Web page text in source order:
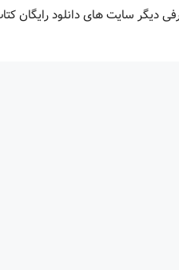
دیگر سایت های دانلود